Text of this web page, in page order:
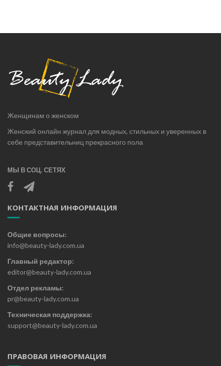
Женщинам о женском
Женский онлайн журнал для модных, стильных и уверенных в
себе представительниц прекрасного пола
МЫ В СОЦ. СЕТЯХ
КОНТАКТНАЯ ИНФОРМАЦИЯ
Общие вопросы:
info@beauty-lady.com.ua
Главный редактор:
editor@beauty-lady.com.ua
Отдел рекламы:
pr@beauty-lady.com.ua
Техническая поддержка:
support@beauty-lady.com.ua
ПРАВОВАЯ ИНФОРМАЦИЯ